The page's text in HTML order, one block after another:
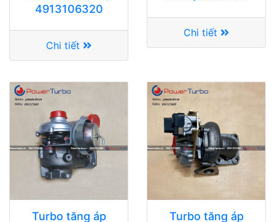
4913106320
Chi tiết
Chi tiết
Turbo tăng áp
Turbo tăng áp